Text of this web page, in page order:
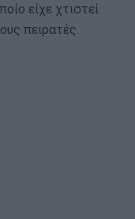
είχε χτιστεί
πειρατές.